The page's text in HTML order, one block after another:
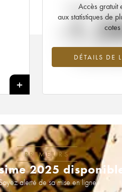
+
Accès gratuit
aux statistiques de
cotes
DÉTAILS DE
Tendance
-
Tendance à la baisse
en 2026 par
PRIMEURS
2025
alerté de sa mise en ligne